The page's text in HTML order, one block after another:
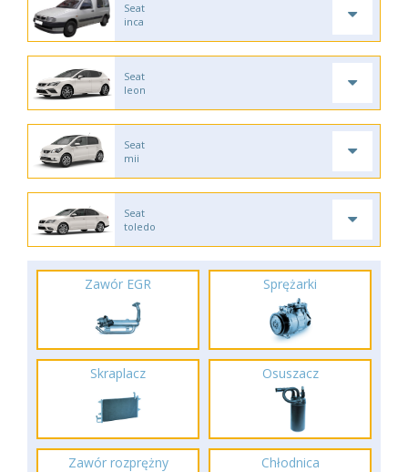
Seat
inca
Seat
leon
Seat
mii
Seat
toledo
Zawór EGR Sprężarki
Skraplacz Osuszacz
Zawór rozprężny Chłodnica